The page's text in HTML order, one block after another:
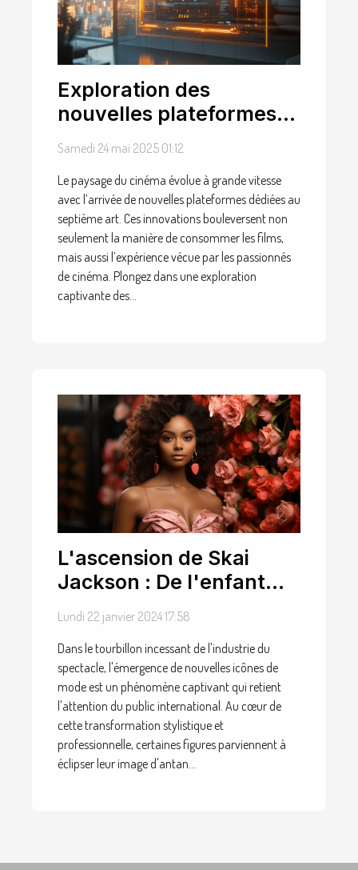
Exploration des
nouvelles plateformes
de cinéma et leurs
cinéphiles
Samedi 24 mai 2025 01:12
Le paysage du cinéma évolue à grande vitesse
avec l’arrivée de nouvelles plateformes dédiées au
septième art. Ces innovations bouleversent non
seulement la manière de consommer les films,
mais aussi l’expérience vécue par les passionnés
de cinéma. Plongez dans une exploration
captivante des...
L'ascension de Skai
Jackson : De l'enfant
star à l'icône de mode
Lundi 22 janvier 2024 17:58
Dans le tourbillon incessant de l'industrie du
spectacle, l'émergence de nouvelles icônes de
mode est un phénomène captivant qui retient
l'attention du public international. Au cœur de
cette transformation stylistique et
professionnelle, certaines figures parviennent à
éclipser leur image d'antan...